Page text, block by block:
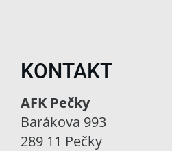
KONTAKT
AFK Pečky
Barákova 993
289 11 Pečky